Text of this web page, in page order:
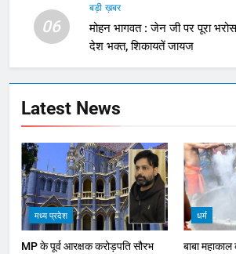
06
बड़ी ख़बर
मोहन भागवत : जेन जी पर पूरा
देश भक्त, शिकायतें जायज
Latest News
मध्य प्रदेश
MP के पूर्व आरक्षक करोड़पति सौरभ
धर्म
बाबा